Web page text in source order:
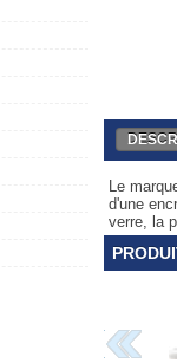
Le
d'une
verre, la